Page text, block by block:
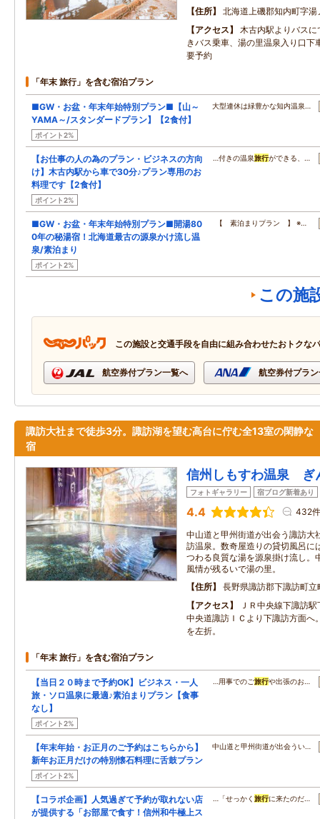
住所
北海道上磯郡知内町字
アクセス
木古内駅よりバス
きバス乗車、湯の里温泉入り口下
要予約
「年末 旅行」を含む宿泊プラン
■GW・お盆・年末年始特別プラン■【山～
YAMA～/スタンダードプラン】【2食付】
ポイント2%
大型連休は緑豊かな知内温泉…
【お仕事の人の為のプラン・ビジネスの方向
け】木古内駅から車で30分♪プラン専用のお
料理です【2食付】
ポイント2%
…付きの温泉旅行ができる、…
■GW・お盆・年末年始特別プラン■開湯80
0年の秘湯宿！北海道最古の源泉かけ流し温
泉/素泊まり
ポイント2%
【 素泊まりプラン 】 ※…
この施
この施設と交通手段を自由に組み合わせたおトクな
航空券付プラン一覧へ 航空券付プラ
諏訪大社まで徒歩3分。諏訪湖を望む高台に佇む全13室の閑静な
宿
信州しもすわ温泉 ぎ
フォトギャラリー 宿ブログ新着あり
4.4 432件
中山道と甲州街道が出会う諏訪大
訪温泉。数奇屋造りの貸切風呂に
つわる良質な湯を源泉掛け流し。
風情が残るいで湯の里。
住所
長野県諏訪郡下諏訪町立
アクセス
ＪＲ中央線下諏訪
中央道諏訪ＩＣより下諏訪方面へ
を左折。
「年末 旅行」を含む宿泊プラン
【当日２０時まで予約OK】ビジネス・一人
旅・ソロ温泉に最適♪素泊まりプラン【食事
なし】
ポイント2%
…用事でのご旅行や出張のお…
【年末年始・お正月のご予約はこちらから】
新年お正月だけの特別懐石料理に舌鼓プラン
ポイント2%
中山道と甲州街道が出会うい…
【コラボ企画】人気過ぎて予約が取れない店
が提供する「お部屋で食す！信州和牛極上ス
…「せっかく 旅行に来たのだ…